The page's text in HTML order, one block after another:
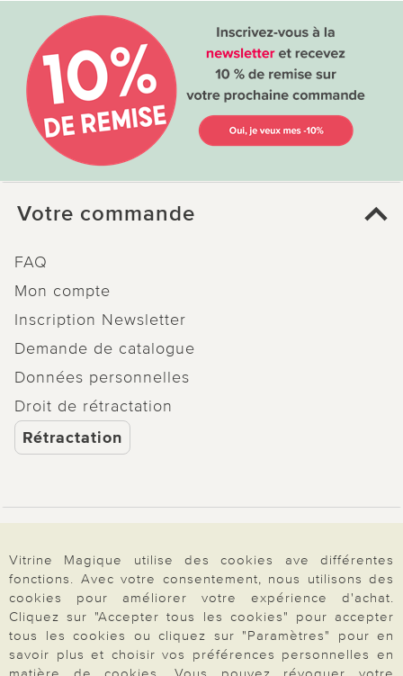
Votre commande
FAQ
Mon compte
Inscription Newsletter
Demande de catalogue
Données personnelles
Droit de rétractation
Rétractation
À propos de nous
Vitrine Magique utilise des cookies ave différentes
fonctions. Avec votre consentement, nous utilisons des
cookies pour améliorer votre expérience d'achat.
Cliquez sur "Accepter tous les cookies" pour accepter
tous les cookies ou cliquez sur "Paramètres" pour en
savoir plus et choisir vos préférences personnelles en